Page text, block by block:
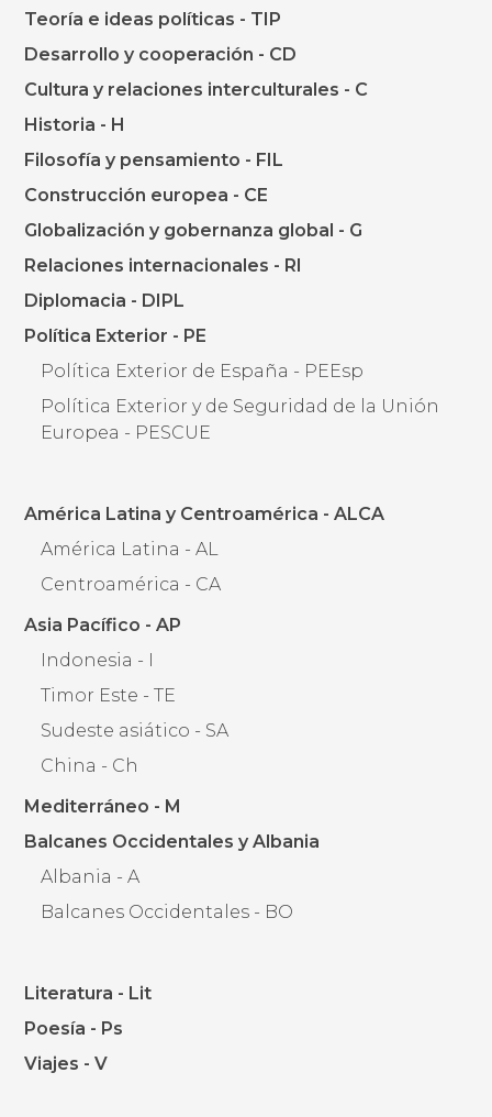
Teoría e ideas políticas - TIP
Desarrollo y cooperación - CD
Cultura y relaciones interculturales - C
Historia - H
Filosofía y pensamiento - FIL
Construcción europea - CE
Globalización y gobernanza global - G
Relaciones internacionales - RI
Diplomacia - DIPL
Política Exterior - PE
Política Exterior de España - PEEsp
Política Exterior y de Seguridad de la Unión
Europea - PESCUE
América Latina y Centroamérica - ALCA
América Latina - AL
Centroamérica - CA
Asia Pacífico - AP
Indonesia - I
Timor Este - TE
Sudeste asiático - SA
China - Ch
Mediterráneo - M
Balcanes Occidentales y Albania
Albania - A
Balcanes Occidentales - BO
Literatura - Lit
Poesía - Ps
Viajes - V